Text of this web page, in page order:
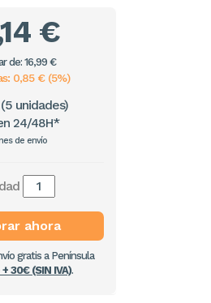
€
de: 16,99 €
0,85 € (5%)
(5 unidades)
24/48H*
de envío
ahora
gratis a Península
30€ (SIN IVA).